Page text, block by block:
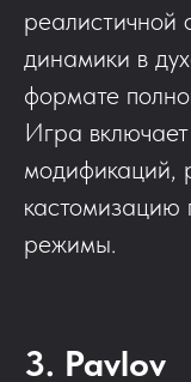
реалистичной
динамики в
формате
Игра
модификаций,
режимы.
3. Pavlov